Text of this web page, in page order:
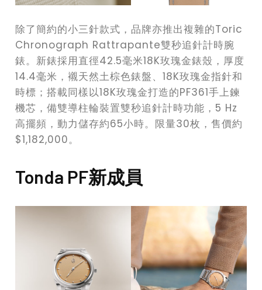
除了簡約的小三針款式，品牌亦推出複雜的Toric
Chronograph Rattrapante雙秒追針計時腕
錶。新錶採用直徑42.5毫米18K玫瑰金錶殼，厚度
14.4毫米，襯天然土棕色錶盤、18K玫瑰金指針和
時標；搭載同樣以18K玫瑰金打造的PF361手上鍊
機芯，備雙導柱輪裝置雙秒追針計時功能，5 Hz
高擺頻，動力儲存約65小時。限量30枚，售價約
$1,182,000。
Tonda PF新成員